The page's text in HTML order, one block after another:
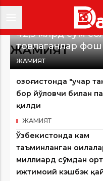
ЖАМИЯТ
42,5 млрд сўм
товлаганлар
ЖАМИЯТ
Қозоғистонда "учар
бор йўловчи билан
қилди
ЖАМИЯТ
Ўзбекистонда кам
таъминланган
миллиард сўмдан
ижтимоий кэшбэк